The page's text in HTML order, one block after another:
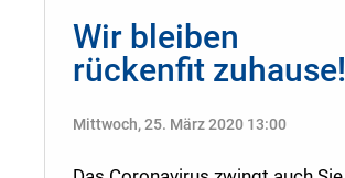
Wir bleiben
rückenfit zuhause!
Mittwoch, 25. März 2020 13:00